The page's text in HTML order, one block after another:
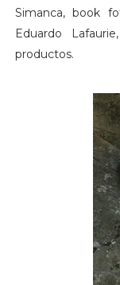
Simanca, book
Eduardo
productos.